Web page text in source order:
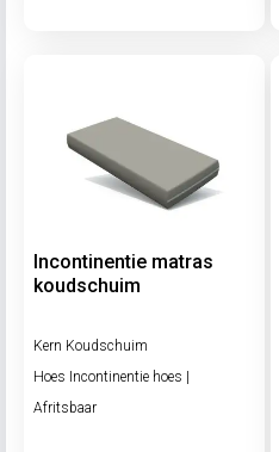
Incontinentie matras
koudschuim
Kern Koudschuim
Hoes Incontinentie hoes |
Afritsbaar